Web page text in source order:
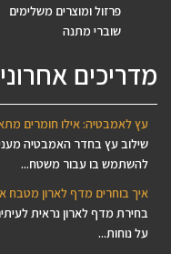
פרזול ומוצרים משלימים
שוברי מתנה
מדריכים
עץ לאמבטיה: אילו חומרים
שילוב עץ בחדר האמבטיה
להשתמש בו עבור משטח...
איך בוחרים מדף לארון מטבח
בחירת מדף לארון נראית
על נוחות...